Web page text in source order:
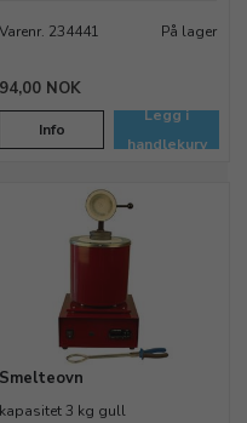
Varenr. 234441 På lager
94,00 NOK
Info
Legg i
handlekurv
Smelteovn
kapasitet 3 kg gull